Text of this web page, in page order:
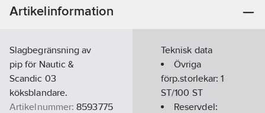
Artikelinformation
Slagbegränsning av
pip för Nautic &
Scandic 03
köksblandare.
Artikelnummer: 8593775
Teknisk data
Övriga
förp.storlekar:1
ST/100 ST
Reservdel: